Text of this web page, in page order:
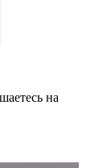
на